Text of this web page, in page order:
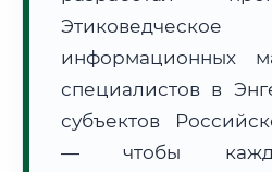
📜 Документы и аккредитация
Нажмите на документ для
Этиковедческое
информационных
специалистов в
субъектов
— чтобы